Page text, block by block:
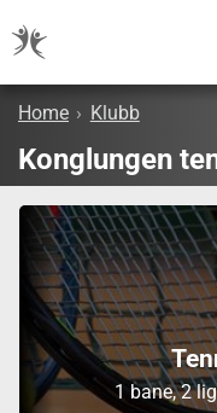
Home › Klubb
Konglungen
1 bane, 2